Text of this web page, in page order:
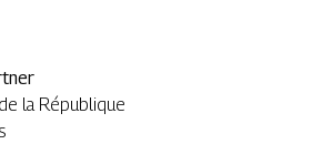
la République